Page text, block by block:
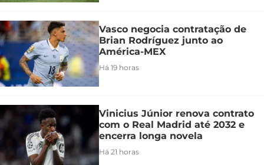
Vasco negocia contratação de
Brian Rodríguez junto ao
América-MEX
Há 19 horas
Vinicius Júnior renova contrato
com o Real Madrid até 2032 e
encerra longa novela
Há 21 horas